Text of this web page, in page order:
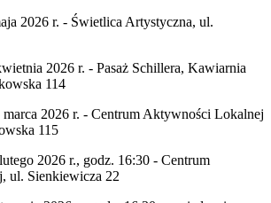
2026 r. - Świetlica Artystyczna, ul.
2026 r. - Pasaż Schillera, Kawiarnia
114
marca 2026 r. - Centrum Aktywności Lokalnej
115
2026 r., godz. 16:30 - Centrum
ul. Sienkiewicza 22